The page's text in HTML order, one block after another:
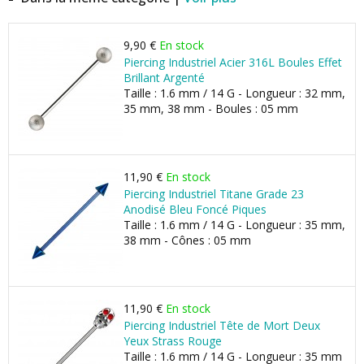
9,90 € En stock
Piercing Industriel Acier 316L Boules Effet
Brillant Argenté
Taille : 1.6 mm / 14 G - Longueur : 32 mm,
35 mm, 38 mm - Boules : 05 mm
11,90 € En stock
Piercing Industriel Titane Grade 23
Anodisé Bleu Foncé Piques
Taille : 1.6 mm / 14 G - Longueur : 35 mm,
38 mm - Cônes : 05 mm
11,90 € En stock
Piercing Industriel Tête de Mort Deux
Yeux Strass Rouge
Taille : 1.6 mm / 14 G - Longueur : 35 mm